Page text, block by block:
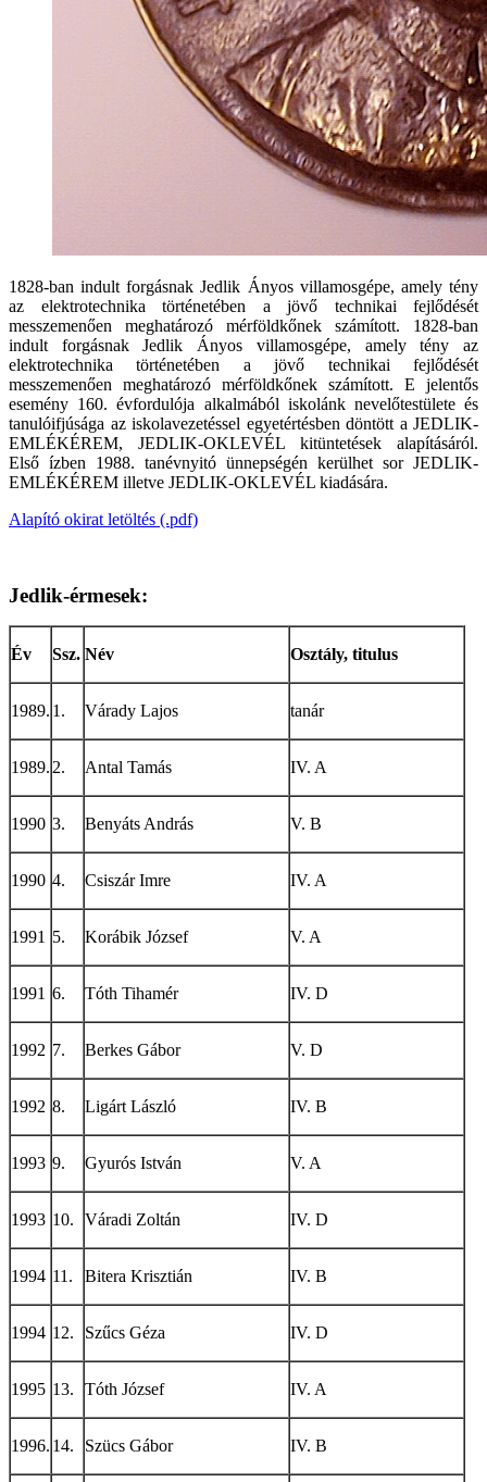
1828-ban indult forgásnak Jedlik Ányos villamosgépe, amely tény
az elektrotechnika történetében a jövő technikai fejlődését
messzemenően meghatározó mérföldkőnek számított. 1828-ban
indult forgásnak Jedlik Ányos villamosgépe, amely tény az
elektrotechnika történetében a jövő technikai fejlődését
messzemenően meghatározó mérföldkőnek számított. E jelentős
esemény 160. évfordulója alkalmából iskolánk nevelőtestülete és
tanulóifjúsága az iskolavezetéssel egyetértésben döntött a JEDLIK-
EMLÉKÉREM, JEDLIK-OKLEVÉL kitüntetések alapításáról.
Első ízben 1988. tanévnyitó ünnepségén kerülhet sor JEDLIK-
EMLÉKÉREM illetve JEDLIK-OKLEVÉL kiadására.
Alapító okirat letöltés (.pdf)
Jedlik-érmesek:
Év Ssz. Név Osztály, titulus
1989. 1. Várady Lajos tanár
1989. 2. Antal Tamás IV. A
1990 3. Benyáts András V. B
1990 4. Csiszár Imre IV. A
1991 5. Korábik József V. A
1991 6. Tóth Tihamér IV. D
1992 7. Berkes Gábor V. D
1992 8. Ligárt László IV. B
1993 9. Gyurós István V. A
1993 10. Váradi Zoltán IV. D
1994 11. Bitera Krisztián IV. B
1994 12. Szűcs Géza IV. D
1995 13. Tóth József IV. A
1996. 14. Szücs Gábor IV. B